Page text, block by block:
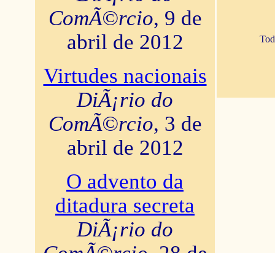
ComÃ©rcio, 9 de
abril de 2012
Virtudes nacionais
DiÃ¡rio do
ComÃ©rcio, 3 de
abril de 2012
O advento da
ditadura secreta
DiÃ¡rio do